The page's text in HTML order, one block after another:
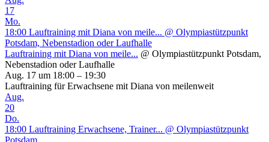
17
Mo.
18:00 Lauftraining mit Diana von meile... @ Olympiastützpunkt
Potsdam, Nebenstadion oder Laufhalle
Lauftraining mit Diana von meile... @ Olympiastützpunkt Potsdam,
Nebenstadion oder Laufhalle
Aug. 17 um 18:00 – 19:30
Lauftraining für Erwachsene mit Diana von meilenweit
Aug.
20
Do.
18:00 Lauftraining Erwachsene, Trainer... @ Olympiastützpunkt